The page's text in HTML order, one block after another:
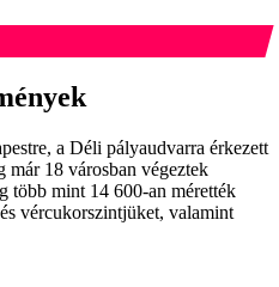
a Déli pályaudvarra érkezett
már 18 városban végeztek
több mint 14 600-an mérették
vércukorszintjüket, valamint